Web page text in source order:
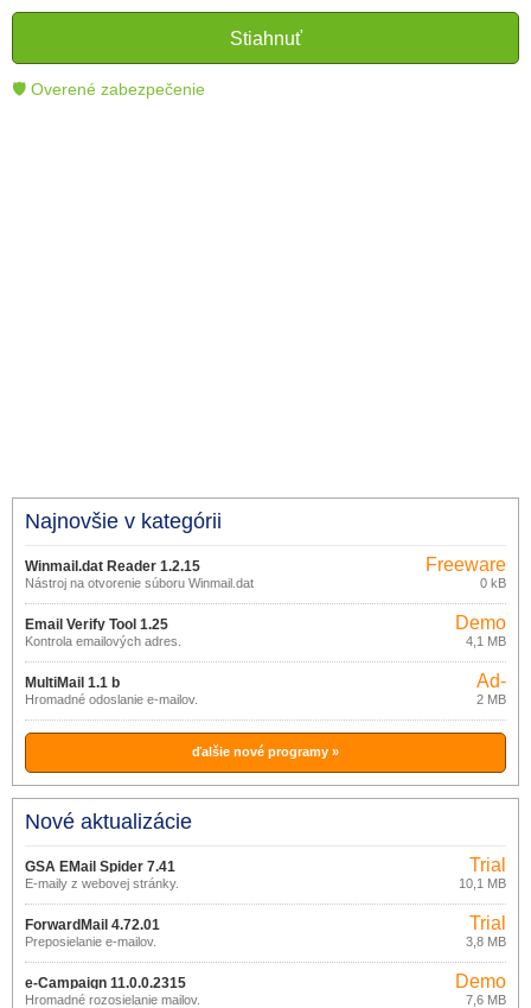
informatívnych textov, ktoré pomáhajú
čitateľom lepšie porozumieť a využiť moderné
technológie.
Stiahnuť
🛡 Overené zabezpečenie
Najnovšie v kategórii
Winmail.dat Reader 1.2.15
Nástroj na otvorenie súboru Winmail.dat
Freeware
0 kB
Email Verify Tool 1.25
Kontrola emailových adres.
Demo
4,1 MB
MultiMail 1.1 b
Hromadné odoslanie e-mailov.
Ad-
supported
2 MB
ďalšie nové programy »
Nové aktualizácie
GSA EMail Spider 7.41
E-maily z webovej stránky.
Trial
10,1 MB
ForwardMail 4.72.01
Preposielanie e-mailov.
Trial
3,8 MB
e-Campaign 11.0.0.2315
Hromadné rozosielanie mailov.
Demo
7,6 MB